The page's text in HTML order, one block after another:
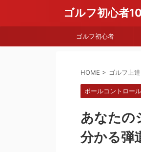
ゴルフ初心者
ゴルフ初心者
HOME > ゴルフ上達
ボールコントロール
あなたの
分かる弾